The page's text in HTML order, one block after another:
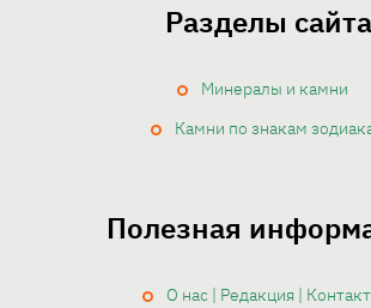
Разделы сайта
Минералы и камни
Камни по знакам
Полезная
О нас | Редакция |